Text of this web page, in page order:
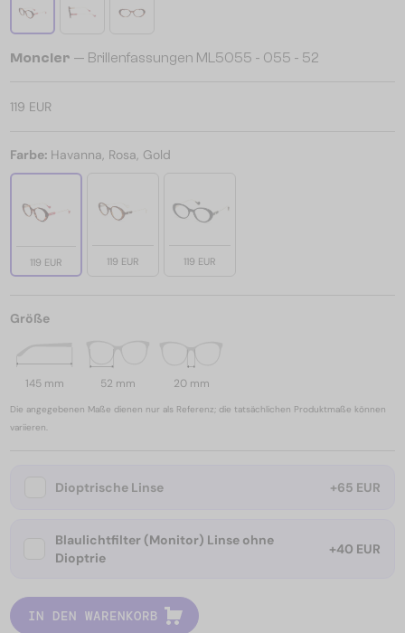
Moncler — Brillenfassungen ML5055 - 055 - 52
119 EUR
Farbe: Havanna, Rosa, Gold
119 EUR 119 EUR 119 EUR
Größe
145 mm 52 mm 20 mm
Die angegebenen Maße dienen nur als Referenz; die tatsächlichen Produktmaße können
variieren.
Dioptrische Linse +65 EUR
Blaulichtfilter (Monitor) Linse ohne
Dioptrie
+40 EUR
IN DEN WARENKORB